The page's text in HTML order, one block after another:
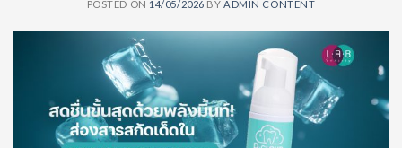
POSTED ON 14/05/2026 BY ADMIN CONTENT